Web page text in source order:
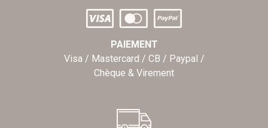
PAIEMENT
Visa / Mastercard / CB / Paypal /
Chèque & Virement